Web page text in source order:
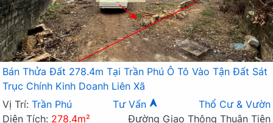
Bán Thửa Đất 278.4m Tại Trần Phú Ô Tô Vào Tận Đất Sát
Trục Chính Kinh Doanh Liên Xã
Vị Trí: Trần Phú Tư Vấn
Thổ Cư & Vườn
Diện Tích: 278.4m²
Đường Giao Thông Thuận Tiện